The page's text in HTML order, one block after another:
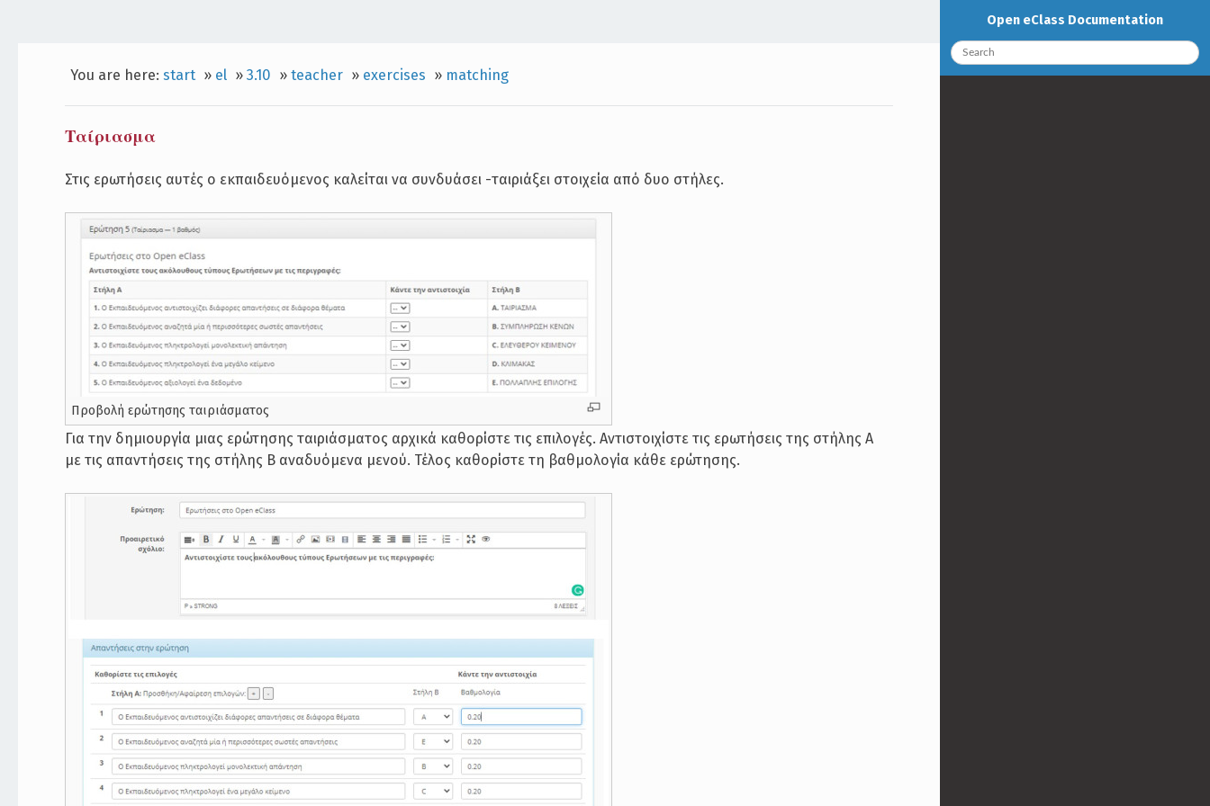
You are here: start » el » 3.10 » teacher » exercises » matching
Ταίριασμα
Στις ερωτήσεις αυτές ο εκπαιδευόμενος καλείται να συνδυάσει -ταιριάξει στοιχεία από δυο στήλες.
Προβολή ερώτησης ταιριάσματος
Για την δημιουργία μιας ερώτησης ταιριάσματος αρχικά καθορίστε τις επιλογές. Αντιστοιχίστε τις ερωτήσεις της στήλης Α
με τις απαντήσεις της στήλης Β αναδυόμενα μενού. Τέλος καθορίστε τη βαθμολογία κάθε ερώτησης.
Open eClass Documentation